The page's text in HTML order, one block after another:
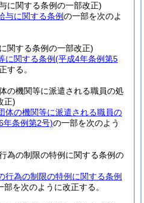
に関する条例の一部改正)
与に関する条例の一部を次のよ
関する条例の一部改正)
に関する条例(平成4年条例第5
する。
の機関等に派遣される職員の処
正)
体の機関等に派遣される職員の
年条例第2号)の一部を次のよう
為の制限の特例に関する条例の
行為の制限の特例に関する条例
部を次のように改正する。